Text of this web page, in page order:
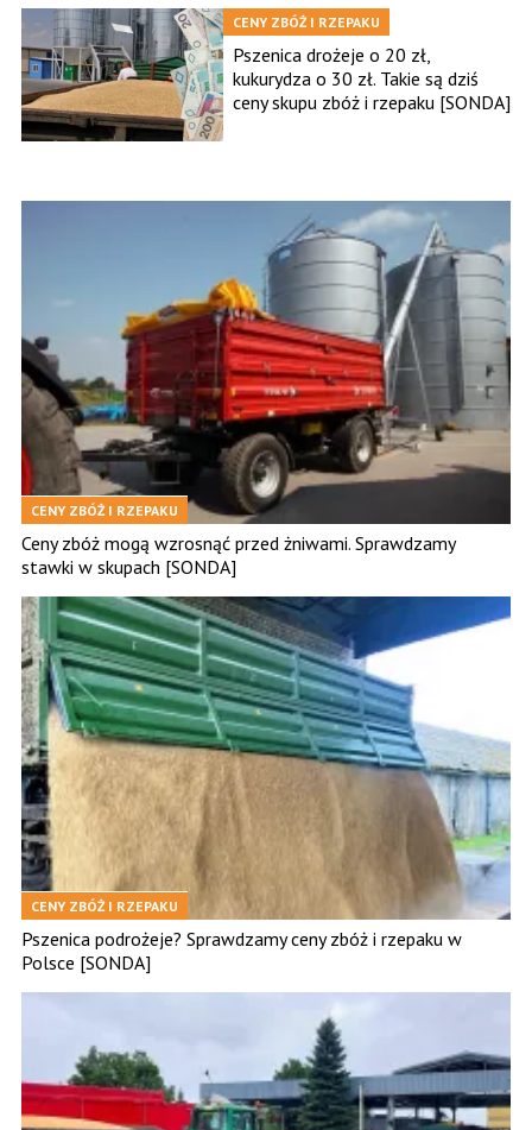
CENY ZBÓŻ I RZEPAKU
Pszenica drożeje o 20 zł,
kukurydza o 30 zł. Takie są dziś
ceny skupu zbóż i rzepaku [SONDA]
CENY ZBÓŻ I RZEPAKU
Ceny zbóż mogą wzrosnąć przed żniwami. Sprawdzamy
stawki w skupach [SONDA]
CENY ZBÓŻ I RZEPAKU
Pszenica podrożeje? Sprawdzamy ceny zbóż i rzepaku w
Polsce [SONDA]